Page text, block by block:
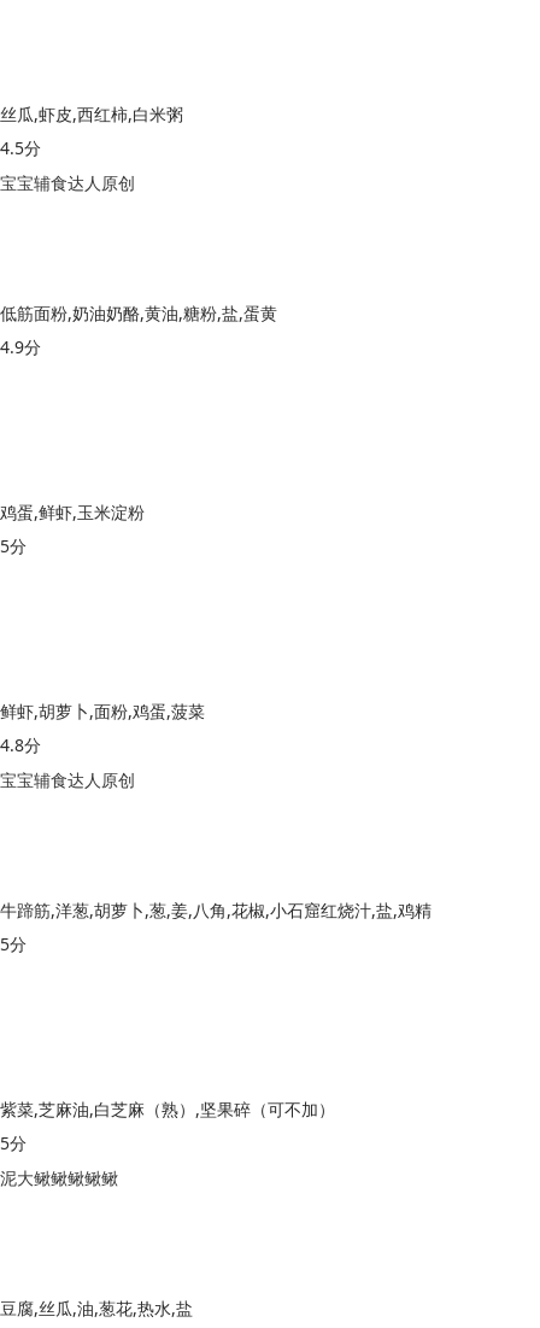
丝瓜,虾皮,西红柿,白米粥
4.5分
宝宝辅食达人原创
低筋面粉,奶油奶酪,黄油,糖粉,盐,蛋黄
4.9分
鸡蛋,鲜虾,玉米淀粉
5分
鲜虾,胡萝卜,面粉,鸡蛋,菠菜
4.8分
宝宝辅食达人原创
牛蹄筋,洋葱,胡萝卜,葱,姜,八角,花椒,小石窟红烧汁,盐,鸡精
5分
紫菜,芝麻油,白芝麻（熟）,坚果碎（可不加）
5分
泥大鳅鳅鳅鳅鳅
豆腐,丝瓜,油,葱花,热水,盐